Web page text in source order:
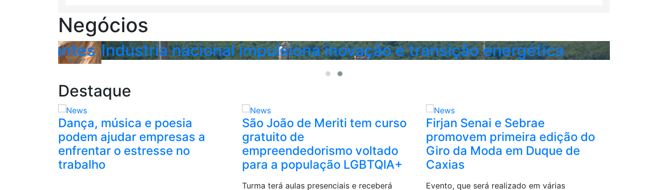
Negócios
Indústria nacional impulsiona inovação e transição energética
Destaque
Dança, música e poesia
podem ajudar empresas a
enfrentar o estresse no
trabalho
São João de Meriti tem curso
gratuito de
empreendedorismo voltado
para a população LGBTQIA+
Turma terá aulas presenciais e receberá
Firjan Senai e Sebrae
promovem primeira edição do
Giro da Moda em Duque de
Caxias
Evento, que será realizado em várias